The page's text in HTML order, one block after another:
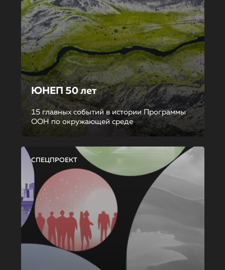
ЮНЕП 50 лет
15 главных событий в истории Программы
ООН по окружающей среде
СПЕЦПРОЕКТ